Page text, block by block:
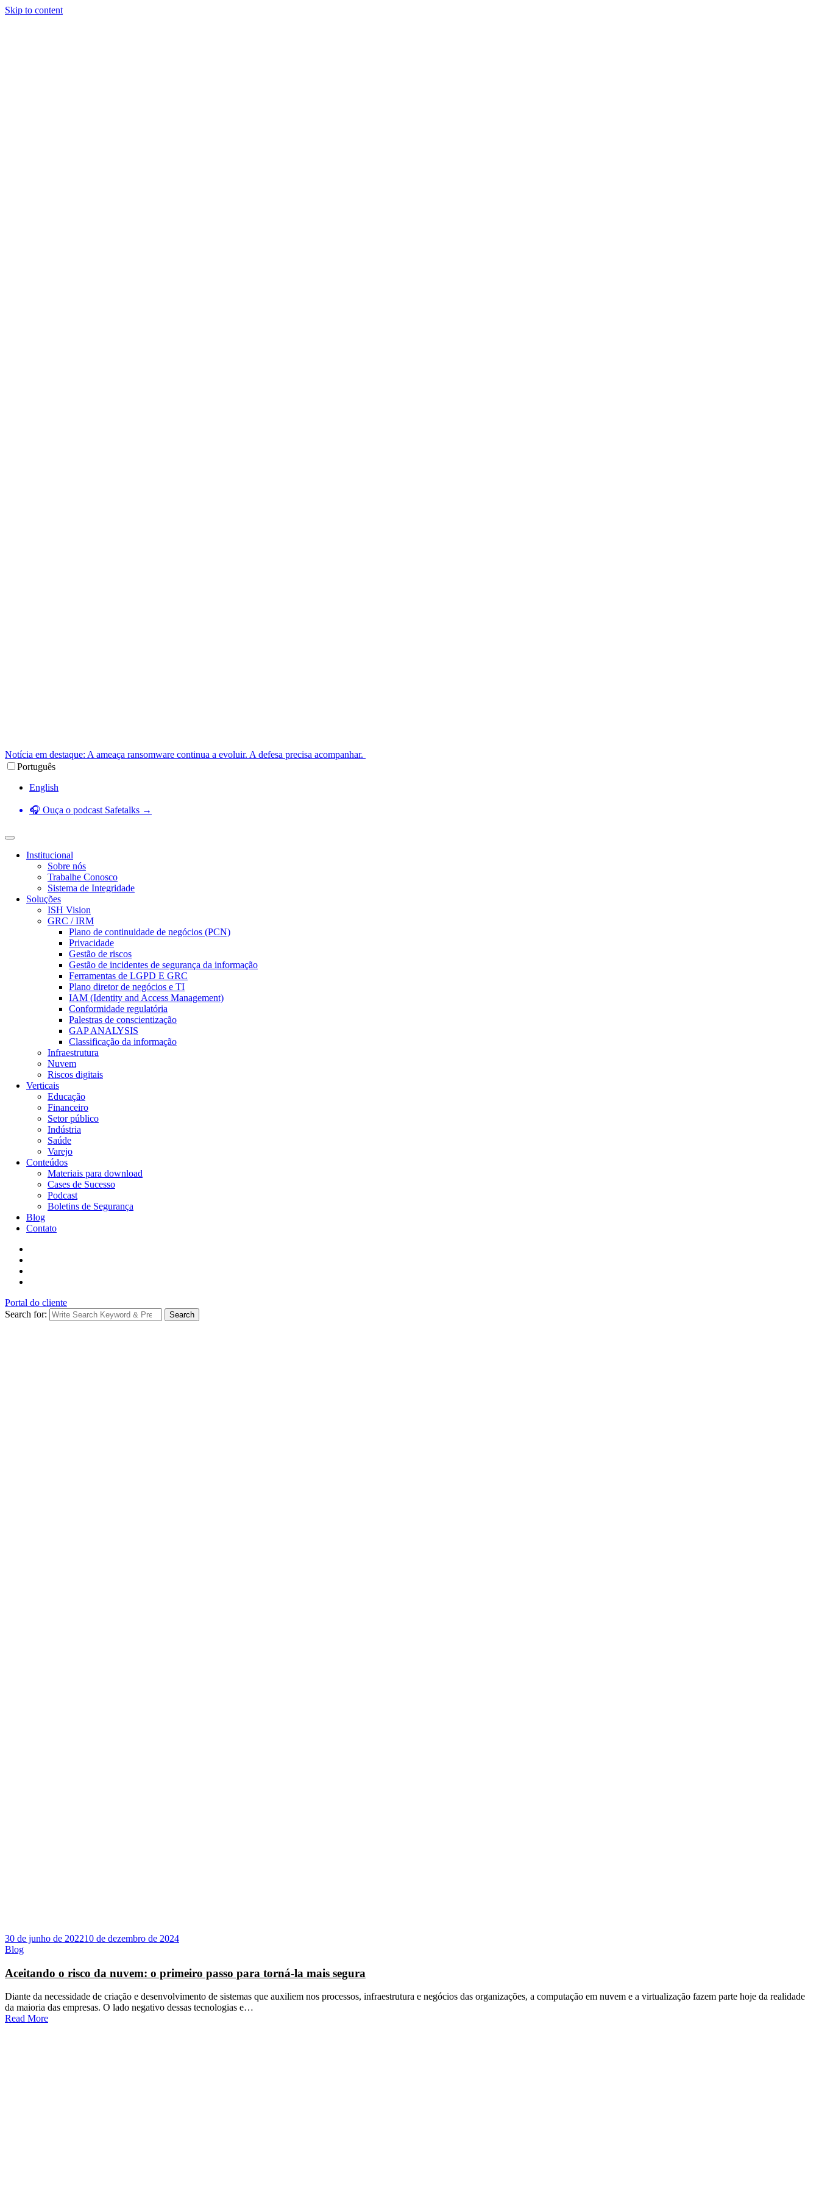
Skip to content
Notícia em destaque: A ameaça ransomware continua a evoluir. A defesa precisa acompanhar.
Português
English
🎧 Ouça o podcast Safetalks →
Institucional
Sobre nós
Trabalhe Conosco
Sistema de Integridade
Soluções
ISH Vision
GRC / IRM
Plano de continuidade de negócios (PCN)
Privacidade
Gestão de riscos
Gestão de incidentes de segurança da informação
Ferramentas de LGPD E GRC
Plano diretor de negócios e TI
IAM (Identity and Access Management)
Conformidade regulatória
Palestras de conscientização
GAP ANALYSIS
Classificação da informação
Infraestrutura
Nuvem
Riscos digitais
Verticais
Educação
Financeiro
Setor público
Indústria
Saúde
Varejo
Conteúdos
Materiais para download
Cases de Sucesso
Podcast
Boletins de Segurança
Blog
Contato
Portal do cliente
Search for:
Search
30 de junho de 202210 de dezembro de 2024
Blog
Aceitando o risco da nuvem: o primeiro passo para torná-la mais segura
Diante da necessidade de criação e desenvolvimento de sistemas que auxiliem nos processos, infraestrutura e negócios das organizações, a computação em nuvem e a virtualização fazem parte hoje da realidade
da maioria das empresas. O lado negativo dessas tecnologias e…
Read More